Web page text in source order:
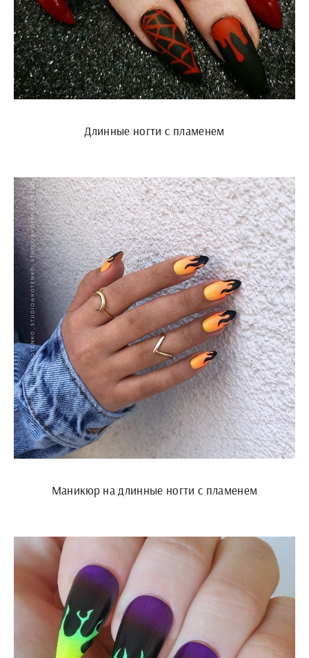
Длинные ногти с пламенем
Маникюр на длинные ногти с пламенем